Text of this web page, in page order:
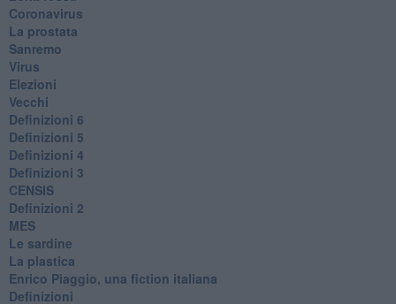
Coronavirus
La prostata
Sanremo
Virus
Elezioni
Vecchi
Definizioni 6
Definizioni 5
Definizioni 4
Definizioni 3
CENSIS
​Definizioni 2
MES
Le sardine
La plastica
​Enrico Piaggio, una fiction italiana
Definizioni